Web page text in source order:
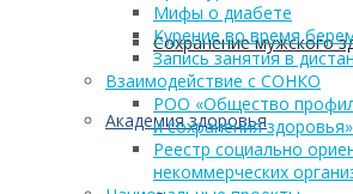
Сохранение мужского
Академия здоровья
Мифы о диабете
Курение во время
Запись занятия в
Взаимодействие с СОНКО
РОО «Общество
и сохранения здоровья»
Реестр социально
некоммерческих